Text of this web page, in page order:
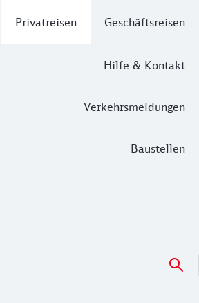
Privatreisen Geschäftsreisen
Hilfe & Kontakt
Verkehrsmeldungen
Baustellen